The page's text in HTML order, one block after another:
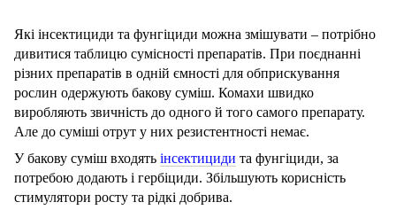
Які інсектициди та фунгіциди можна змішувати – потрібно
дивитися таблицю сумісності препаратів. При поєднанні
різних препаратів в одній ємності для обприскування
рослин одержують бакову суміш. Комахи швидко
виробляють звичність до одного й того самого препарату.
Але до суміші отрут у них резистентності немає.
У бакову суміш входять інсектициди та фунгіциди, за
потребою додають і гербіциди. Збільшують корисність
стимулятори росту та рідкі добрива.